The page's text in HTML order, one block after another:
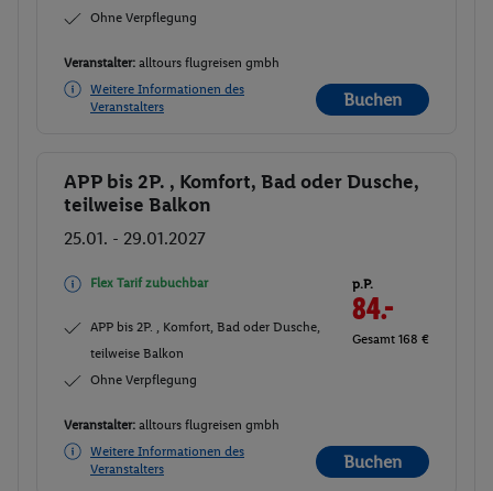
Ohne Verpflegung
Veranstalter: alltours flugreisen gmbh
Weitere Informationen des
Veranstalters
Buchen
Buchen
APP bis 2P. , Komfort, Bad oder Dusche,
teilweise Balkon
25.01. - 29.01.2027
Flex Tarif zubuchbar
APP bis 2P. , Komfort, Bad oder Dusche,
teilweise Balkon
Ohne Verpflegung
p.P.
84.-
Gesamt 168 €
Veranstalter: alltours flugreisen gmbh
Weitere Informationen des
Veranstalters
Buchen